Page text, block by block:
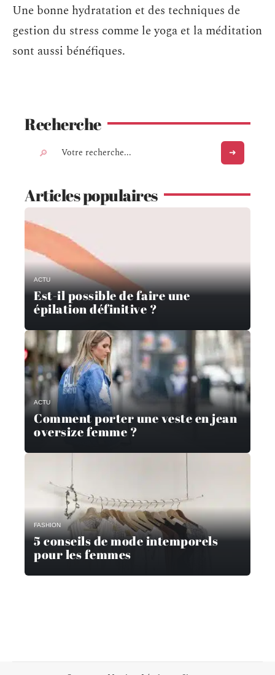
Une bonne hydratation et des techniques de
gestion du stress comme le yoga et la méditation
sont aussi bénéfiques.
Recherche
Articles populaires
ACTU
Est-il possible de faire une
épilation définitive ?
ACTU
Comment porter une veste en jean
oversize femme ?
FASHION
5 conseils de mode intemporels
pour les femmes